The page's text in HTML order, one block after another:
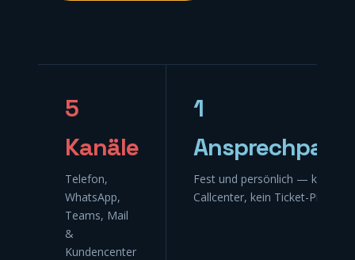
5
Kanäle
Telefon,
WhatsApp,
Teams, Mail
&
Kundencenter
1
Fest und persönlich — kein
Callcenter, kein Ticket-Ping-